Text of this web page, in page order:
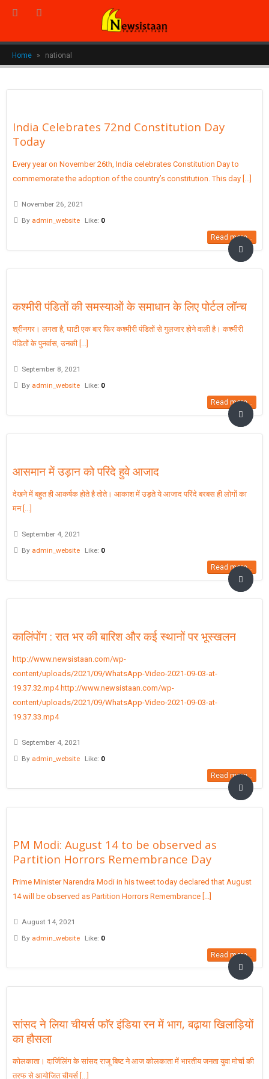
Home » national
India Celebrates 72nd Constitution Day
Today
Every year on November 26th, India celebrates Constitution Day to
commemorate the adoption of the country’s constitution. This day [...]
November 26, 2021
By admin_website Like: 0
Read more...
कश्मीरी पंडितों की समस्याओं के समाधान के लिए पोर्टल लॉन्च
श्रीनगर। लगता है, घाटी एक बार फिर कश्मीरी पंडितों से गुलजार होने वाली है। कश्मीरी
पंडितों के पुनर्वास, उनकी [...]
September 8, 2021
By admin_website Like: 0
Read more...
आसमान में उड़ान को परिंदे हुवे आजाद
देखने में बहुत ही आकर्षक होते है तोते। आकाश में उड़ते ये आजाद परिंदे बरबस ही लोगों का
मन [...]
September 4, 2021
By admin_website Like: 0
Read more...
कालिंपोंग : रात भर की बारिश और कई स्थानों पर भूस्खलन
http://www.newsistaan.com/wp-
content/uploads/2021/09/WhatsApp-Video-2021-09-03-at-
19.37.32.mp4 http://www.newsistaan.com/wp-
content/uploads/2021/09/WhatsApp-Video-2021-09-03-at-
19.37.33.mp4
September 4, 2021
By admin_website Like: 0
Read more...
PM Modi: August 14 to be observed as
Partition Horrors Remembrance Day
Prime Minister Narendra Modi in his tweet today declared that August
14 will be observed as Partition Horrors Remembrance [...]
August 14, 2021
By admin_website Like: 0
Read more...
सांसद ने लिया चीयर्स फाॅर इंडिया रन में भाग, बढ़ाया खिलाड़ियों
का हौसला
कोलकाता। दार्जिलिंग के सांसद राजू बिष्ट ने आज कोलकाता में भारतीय जनता युवा मोर्चा की
तरफ से आयोजित चीयर्स [...]